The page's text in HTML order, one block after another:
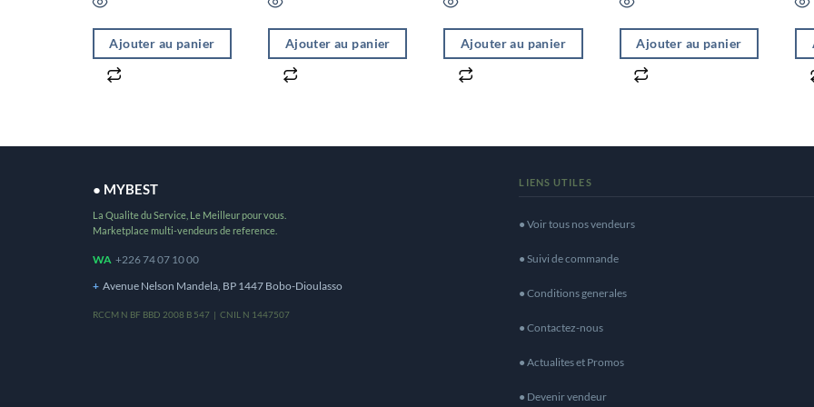
Ajouter au panier Ajouter au panier Ajouter au panier Ajouter au panier
● MYBEST
La Qualite du Service, Le Meilleur pour vous.
Marketplace multi-vendeurs de reference.
WA +226 74 07 10 00
+ Avenue Nelson Mandela, BP 1447 Bobo-Dioulasso
RCCM N BF BBD 2008 B 547 | CNIL N 1447507
LIENS UTILES
● Voir tous nos vendeurs
● Suivi de commande
● Conditions generales
● Contactez-nous
● Actualites et Promos
● Devenir vendeur